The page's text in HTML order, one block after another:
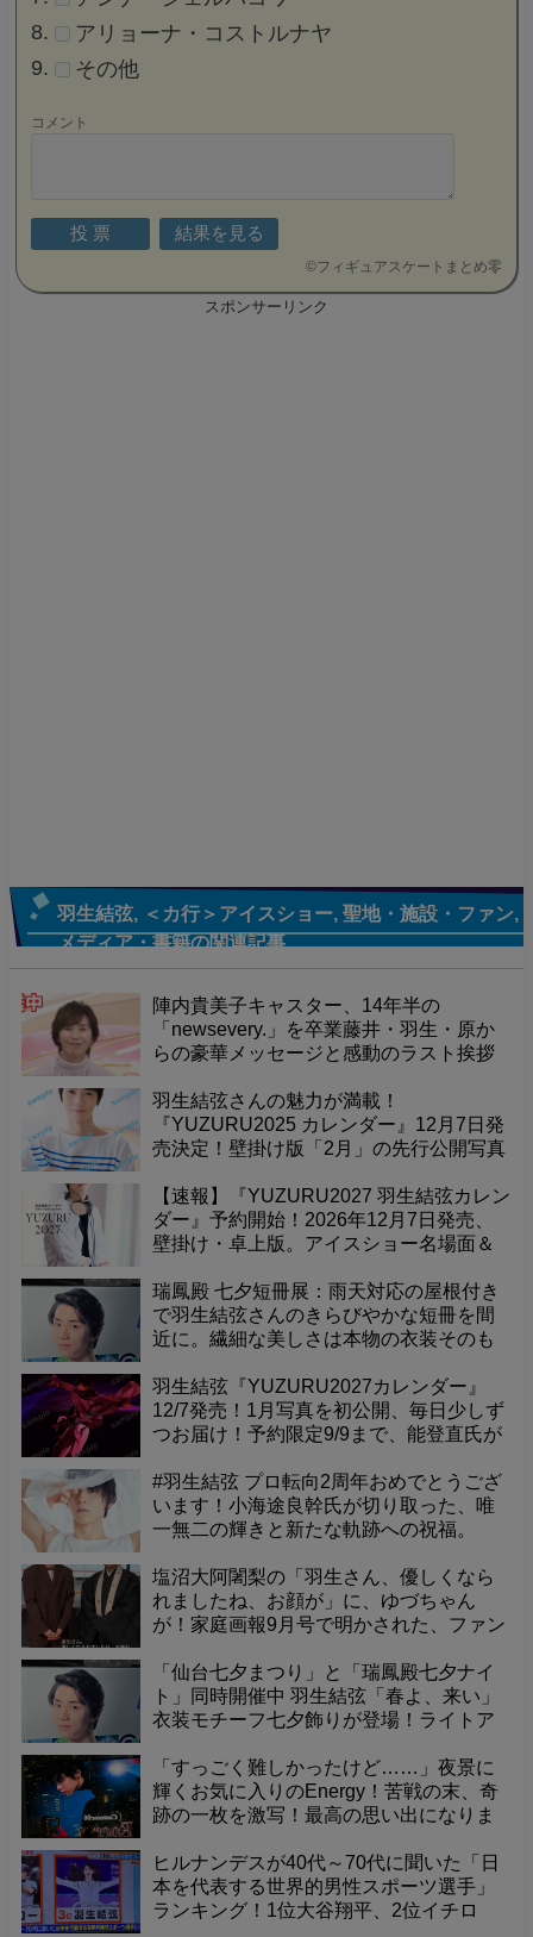
アリョーナ・コストルナヤ
その他
コメント
©フィギュアスケートまとめ零
スポンサーリンク
羽生結弦 ＜カ行＞アイスショー 聖地・施設・ファン
メディア・書籍の関連記事
陣内貴美子キャスター、14年半の
「newsevery.」を卒業藤井・羽生・原か
らの豪華メッセージと感動のラスト挨拶
羽生結弦さんの魅力が満載！
『YUZURU2025 カレンダー』12月7日発
売決定！壁掛け版「2月」の先行公開写真
9日までの予約限定販売です！
【速報】『YUZURU2027 羽生結弦カレン
ダー』予約開始！2026年12月7日発売、
壁掛け・卓上版。アイスショー名場面＆
一冊！予約者限定販売を見逃すな！
瑞鳳殿 七夕短冊展：雨天対応の屋根付き
で羽生結弦さんのきらびやかな短冊を間
近に。繊細な美しさは本物の衣装そのも
羽生結弦『YUZURU2027カレンダー』
12/7発売！1月写真を初公開、毎日少しず
つお届け！予約限定9/9まで、能登直氏が
#羽生結弦 プロ転向2周年おめでとうござ
います！小海途良幹氏が切り取った、唯
一無二の輝きと新たな軌跡への祝福。
塩沼大阿闍梨の「羽生さん、優しくなら
れましたね、お顔が」に、ゆづちゃん
が！家庭画報9月号で明かされた、ファン
「仙台七夕まつり」と「瑞鳳殿七夕ナイ
ト」同時開催中 羽生結弦「春よ、来い」
衣装モチーフ七夕飾りが登場！ライトア
「すっごく難しかったけど……」夜景に
輝くお気に入りのEnergy！苦戦の末、奇
跡の一枚を激写！最高の思い出になりま
ヒルナンデスが40代～70代に聞いた「日
本を代表する世界的男性スポーツ選手」
ランキング！1位大谷翔平、2位イチロ